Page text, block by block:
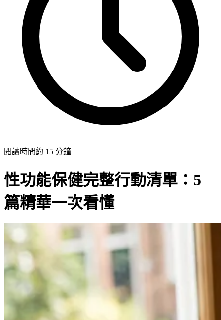
閱讀時間約 15 分鐘
性功能保健完整行動清單：5
篇精華一次看懂